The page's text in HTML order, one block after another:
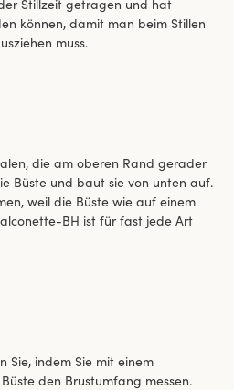
Stillzeit getragen und hat
können, damit man beim Stillen
muss.
die am oberen Rand gerader
Büste und baut sie von unten auf.
weil die Büste wie auf einem
BH ist für fast jede Art
Sie, indem Sie mit einem
den Brustumfang messen.